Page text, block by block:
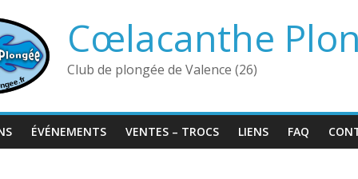
Cœlacanthe
Club de plongée de Valence (26)
ÉVÉNEMENTS VENTES – TROCS LIENS FAQ